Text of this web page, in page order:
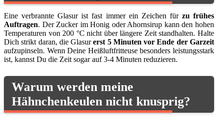
Eine verbrannte Glasur ist fast immer ein Zeichen für zu frühes
Auftragen. Der Zucker im Honig oder Ahornsirup kann den hohen
Temperaturen von 200 °C nicht über längere Zeit standhalten. Halte
Dich strikt daran, die Glasurerst 5 Minuten vor Ende der Garzeit
aufzupinseln. Wenn Deine Heißluftfritteuse besonders leistungsstark
ist, kannst Du die Zeit sogar auf 3-4 Minuten reduzieren.
Warum werden meine
Hähnchenkeulen nicht knusprig?